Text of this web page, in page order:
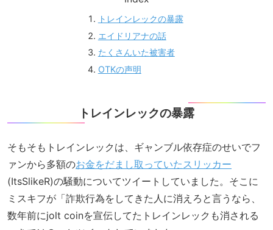
トレインレックの暴露
エイドリアナの話
たくさんいた被害者
OTKの声明
トレインレックの暴露
そもそもトレインレックは、ギャンブル依存症のせいでフ
ァンから多額のお金をだまし取っていたスリッカー
(ItsSlikeR)の騒動についてツイートしていました。そこに
ミスキフが「詐欺行為をしてきた人に消えろと言うなら、
数年前にjolt coinを宣伝してたトレインレックも消される